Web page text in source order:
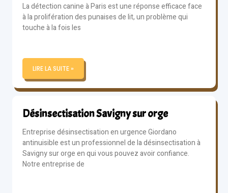
La détection canine à Paris est une réponse efficace face
à la prolifération des punaises de lit, un problème qui
touche à la fois les
LIRE LA SUITE »
Désinsectisation Savigny sur orge
Entreprise désinsectisation en urgence Giordano
antinuisible est un professionnel de la désinsectisation à
Savigny sur orge en qui vous pouvez avoir confiance.
Notre entreprise de